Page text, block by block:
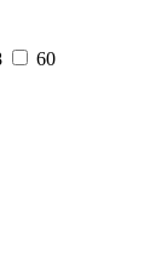
60